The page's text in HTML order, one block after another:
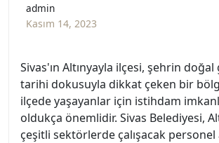
admin
Kasım 14, 2023
Sivas'ın Altınyayla ilçesi, şehrin
tarihi dokusuyla dikkat çeken bir
ilçede yaşayanlar için istihdam
oldukça önemlidir. Sivas Belediyesi,
çeşitli sektörlerde çalışacak personel